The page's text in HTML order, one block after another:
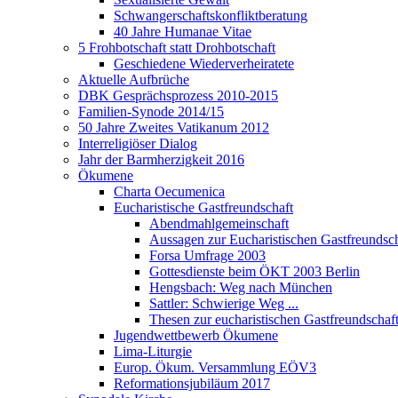
Schwangerschaftskonfliktberatung
40 Jahre Humanae Vitae
5 Frohbotschaft statt Drohbotschaft
Geschiedene Wiederverheiratete
Aktuelle Aufbrüche
DBK Gesprächsprozess 2010-2015
Familien-Synode 2014/15
50 Jahre Zweites Vatikanum 2012
Interreligiöser Dialog
Jahr der Barmherzigkeit 2016
Ökumene
Charta Oecumenica
Eucharistische Gastfreundschaft
Abendmahlgemeinschaft
Aussagen zur Eucharistischen
Forsa Umfrage 2003
Gottesdienste beim ÖKT 2003 Berlin
Hengsbach: Weg nach München
Sattler: Schwierige Weg ...
Thesen zur eucharistischen Gastfreundschaft
Jugendwettbewerb Ökumene
Lima-Liturgie
Europ. Ökum. Versammlung EÖV3
Reformationsjubiläum 2017